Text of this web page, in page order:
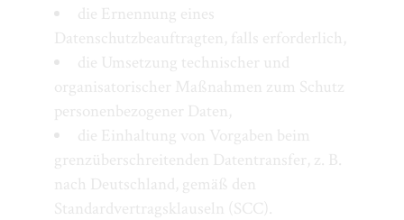
die Ernennung eines
Datenschutzbeauftragten, falls erforderlich,
die Umsetzung technischer und
organisatorischer Maßnahmen zum Schutz
personenbezogener Daten,
die Einhaltung von Vorgaben beim
grenzüberschreitenden Datentransfer, z. B.
nach Deutschland, gemäß den
Standardvertragsklauseln (SCC).